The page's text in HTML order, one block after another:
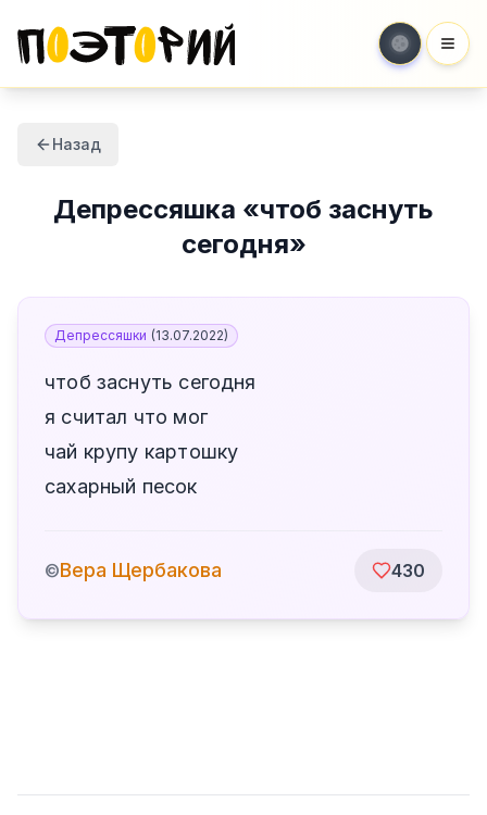
Назад
Депрессяшка «чтоб заснуть
сегодня»
Депрессяшки (13.07.2022)
чтоб заснуть сегодня
я считал что мог
чай крупу картошку
сахарный песок
©Вера Щербакова 430